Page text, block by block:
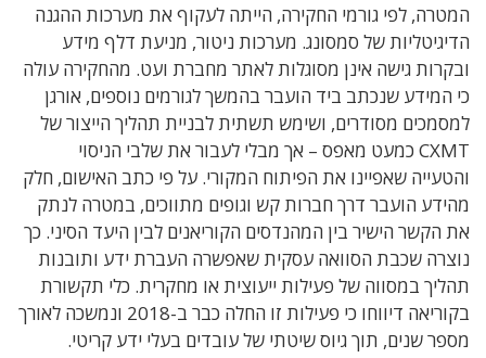
המטרה, לפי גורמי החקירה, הייתה לעקוף את מערכות ההגנה
הדיגיטליות של סמסונג. מערכות ניטור, מניעת דלף מידע
ובקרות גישה אינן מסוגלות לאתר מחברת ועט. מהחקירה עולה
כי המידע שנכתב ביד הועבר בהמשך לגורמים נוספים, אורגן
למסמכים מסודרים, ושימש תשתית לבניית תהליך הייצור של
CXMT כמעט מאפס – אך מבלי לעבור את שלבי הניסוי
והטעייה שאפיינו את הפיתוח המקורי. על פי כתב האישום, חלק
מהידע הועבר דרך חברות קש וגופים מתווכים, במטרה לנתק
את הקשר הישיר בין המהנדסים הקוריאנים לבין היעד הסיני. כך
נוצרה שכבת הסוואה עסקית שאפשרה העברת ידע ותובנות
תהליך במסווה של פעילות ייעוצית או מחקרית. כלי תקשורת
בקוריאה דיווחו כי פעילות זו החלה כבר ב-2018 ונמשכה לאורך
מספר שנים, תוך גיוס שיטתי של עובדים בעלי ידע קריטי.